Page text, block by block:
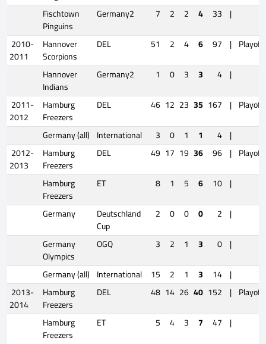
Fischtown
Pinguins
Germany2 7 2 2 4 33 |
2010-
2011
Hannover
Scorpions
DEL 51 2 4 6 97 |
Hannover
Indians
Germany2 1 0 3 3 4 |
2011-
2012
Hamburg
Freezers
DEL 46 12 23 35 167 |
Germany (all) International 3 0 1 1 4 |
2012-
2013
Hamburg
Freezers
DEL 49 17 19 36 96 |
Hamburg
Freezers
ET 8 1 5 6 10 |
Germany
Deutschland
Cup
2 0 0 0 2 |
Germany
Olympics
OGQ 3 2 1 3 0 |
Germany (all) International 15 2 1 3 14 |
2013-
2014
Hamburg
Freezers
DEL 48 14 26 40 152 |
Hamburg
Freezers
ET 5 4 3 7 47 |